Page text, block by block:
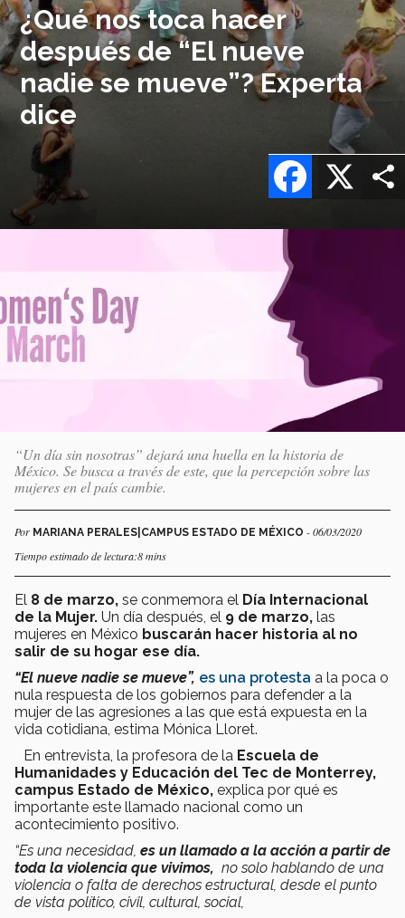
¿Qué nos toca hacer
después de “El nueve
nadie se mueve”? Experta
dice
X
Facebook
“Un día sin nosotras” dejará una huella en la historia de
México. Se busca a través de este, que la percepción sobre las
mujeres en el país cambie.
Por MARIANA PERALES|CAMPUS ESTADO DE MÉXICO - 06/03/2020
Tiempo estimado de lectura:8 mins
El 8 de marzo, se conmemora el Día Internacional
de la Mujer. Un día después, el 9 de marzo, las
mujeres en México buscarán hacer historia al no
salir de su hogar ese día.
“El nueve nadie se mueve”, es una protesta a la poca o
nula respuesta de los gobiernos para defender a la
mujer de las agresiones a las que está expuesta en la
vida cotidiana, estima Mónica Lloret.
En entrevista, la profesora de la Escuela de
Humanidades y Educación del Tec de Monterrey,
campus Estado de México, explica por qué es
importante este llamado nacional como un
acontecimiento positivo.
“Es una necesidad, es un llamado a la acción a partir de
toda la violencia que vivimos, no solo hablando de una
violencia o falta de derechos estructural, desde el punto
de vista político, civil, cultural, social,